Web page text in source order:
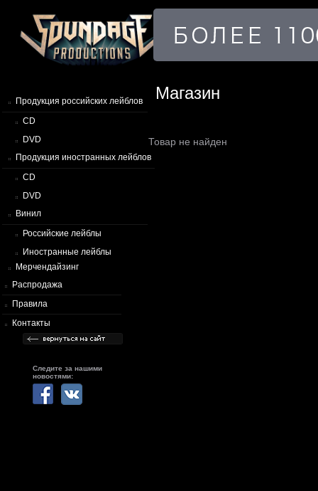
Продукция российских лейблов
CD
DVD
Продукция иностранных лейблов
CD
DVD
Винил
Российские лейблы
Иностранные лейблы
Мерчендайзинг
Распродажа
Правила
Контакты
Следите за нашими
новостями:
Магазин
Товар не найден